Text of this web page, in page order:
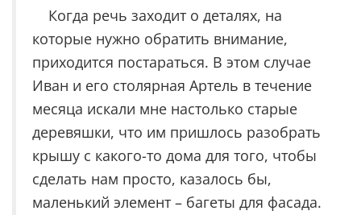
Когда речь заходит о деталях, на
которые нужно обратить внимание,
приходится постараться. В этом случае
Иван и его столярная Артель в течение
месяца искали мне настолько старые
деревяшки, что им пришлось разобрать
крышу с какого-то дома для того, чтобы
сделать нам просто, казалось бы,
маленький элемент – багеты для фасада.